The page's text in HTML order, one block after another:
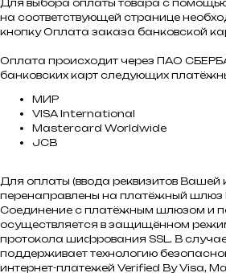
Для выбора оплаты товара с
на соответствующей странице
кнопку Оплата заказа банковской
Оплата происходит через ПАО
банковских карт следующих
МИР
VISA International
Mastercard Worldwide
JCB
Для оплаты (ввода реквизитов Вашей
перенаправлены на платёжный
Соединение с платёжным шлюзом и
осуществляется в защищённом
протокола шифрования SSL. В
поддерживает технологию
интернет-платежей Verified By Visa,